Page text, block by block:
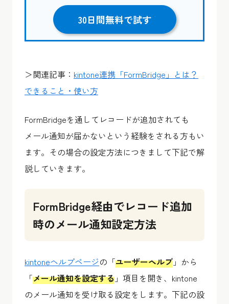
30日間無料で試す
＞関連記事： kintone連携「FormBridge 」とは？
できること・使い方
FormBridgeを通してレコードが追加されても
メール通知が届かないという経験をされる方もい
ます。その場合の設定方法につきまして下記で解
説していきます。
FormBridge経由でレコード追加
時のメール通知設定方法
kintoneヘルプページの「ユーザーヘルプ 」から
「メール通知を設定する 」項目を開き、kintone
のメール通知を受け取る設定をします。下記の設